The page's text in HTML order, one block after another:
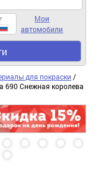
Мои
автомобили
для покраски /
690 Снежная королева